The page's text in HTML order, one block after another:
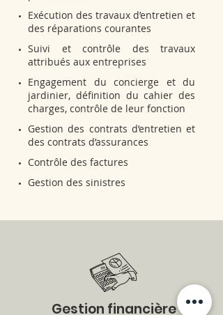
Exécution des travaux d’entretien et
des réparations courantes
Suivi et contrôle des travaux
attribués aux entreprises
Engagement du concierge et du
jardinier, définition du cahier des
charges, contrôle de leur fonction
Gestion des contrats d’entretien et
des contrats d’assurances
Contrôle des factures
Gestion des sinistres
Gestion financière